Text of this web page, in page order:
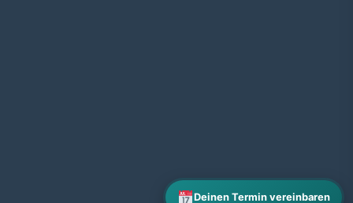
Deinen Termin vereinbaren